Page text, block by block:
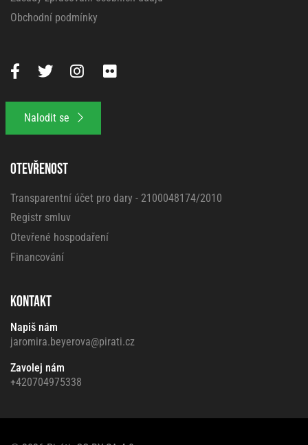
Obchodní podmínky
OTEVŘENOST
Transparentní účet pro dary - 2100048174/2010
Registr smluv
Otevřené hospodaření
Financování
KONTAKT
Napiš nám
jaromira.beyerova@pirati.cz
Zavolej nám
+420704975338
Nalodit se